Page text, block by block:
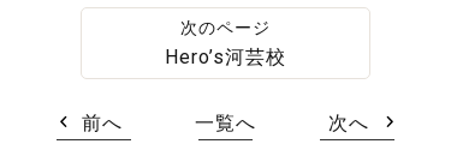
Hero’s河芸校
前へ 一覧へ 次へ